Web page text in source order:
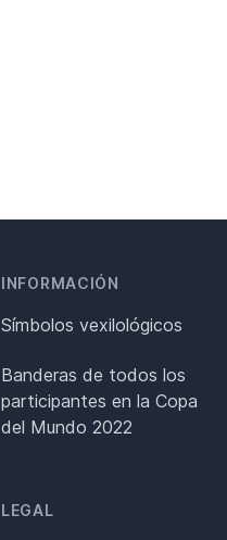
INFORMACIÓN
Símbolos vexilológicos
Banderas de todos los
participantes en la Copa
del Mundo 2022
LEGAL